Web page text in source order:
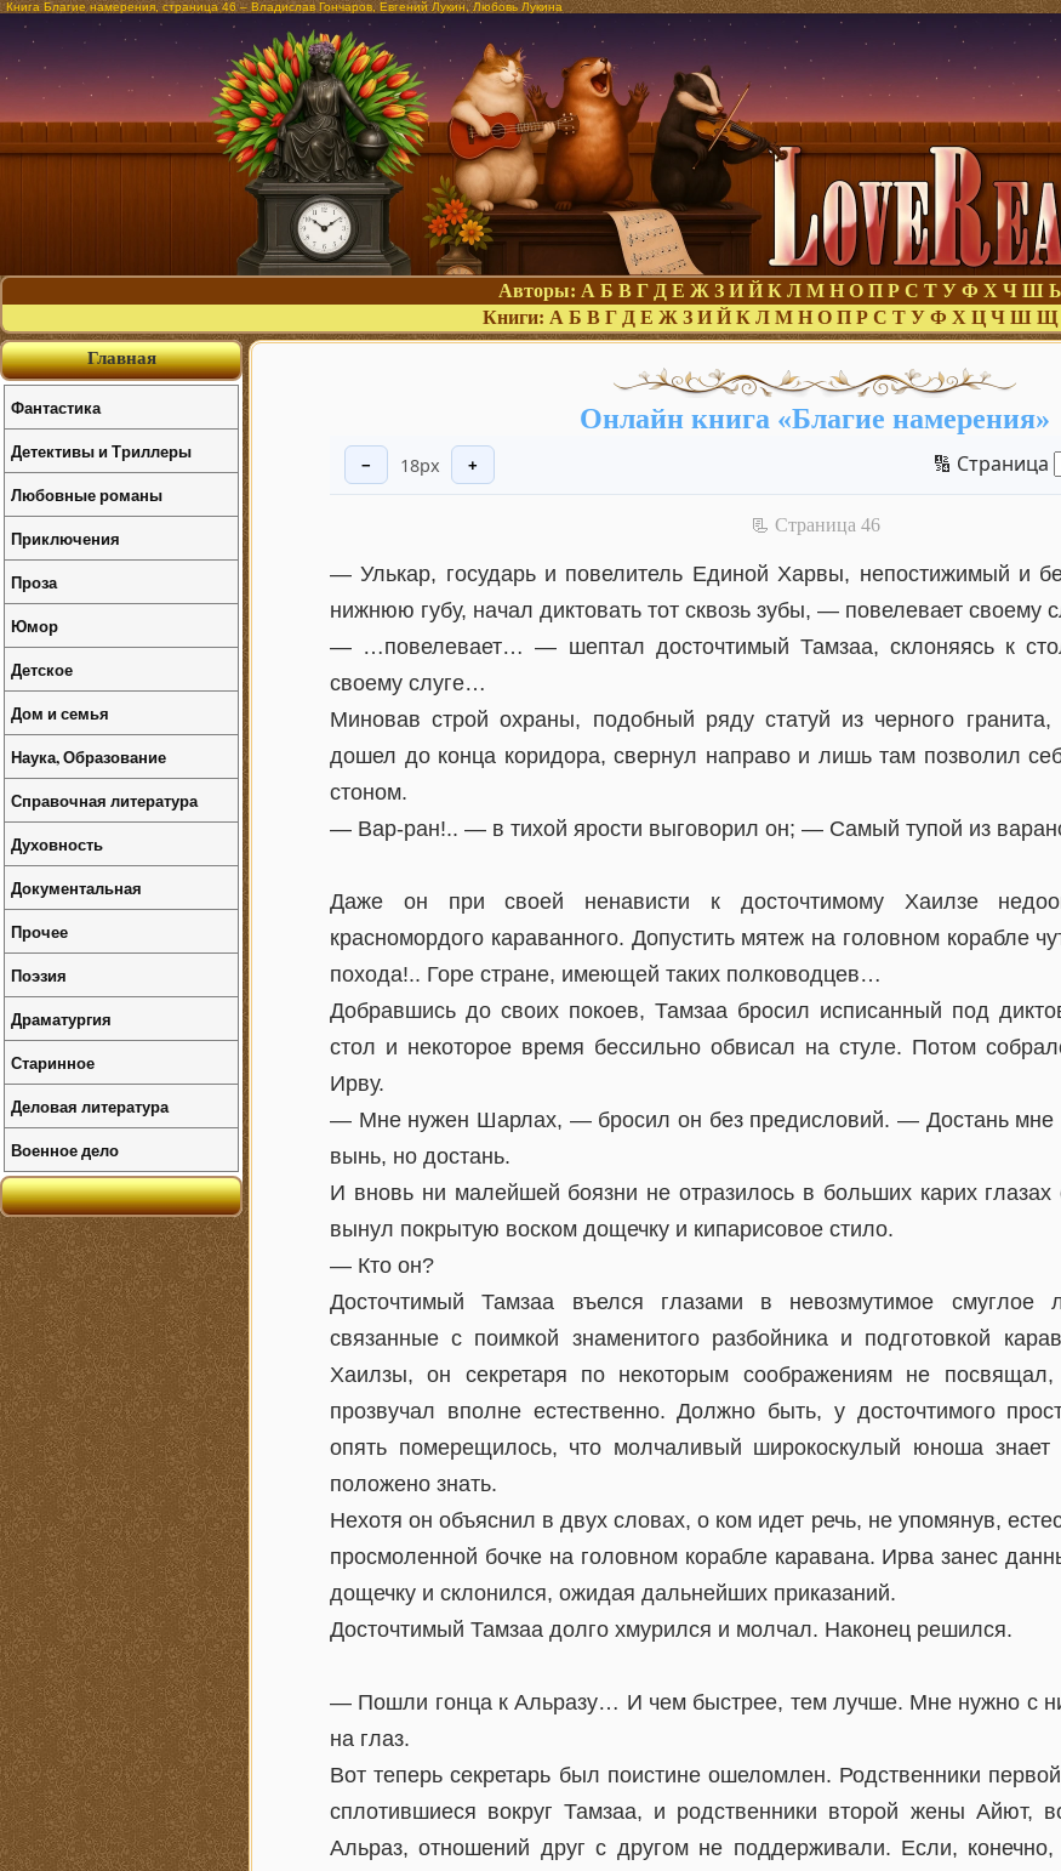
Книга Благие намерения, страница 46 – Владислав Гончаров, Евгений Лукин, Любовь Лукина
Авторы: А Б В Г Д Е Ж З И Й К Л М Н О П Р С Т У Ф Х Ч Ш
Книги: А Б В Г Д Е Ж З И Й К Л М Н О П Р С Т У Ф Х Ц Ч Ш Щ
Онлайн книга «Благие намерения»
− 18px + 🔢 Страница
📃 Cтраница 46
— Улькар, государь и повелитель Единой Харвы, непостижимый и
нижнюю губу, начал диктовать тот сквозь зубы, — повелевает своему
— …повелевает… — шептал досточтимый Тамзаа, склоняясь к
своему слуге…
Миновав строй охраны, подобный ряду статуй из черного гранита,
дошел до конца коридора, свернул направо и лишь там позволил
стоном.
— Вар-ран!.. — в тихой ярости выговорил он; — Самый тупой из
Даже он при своей ненависти к досточтимому Хаилзе
красномордого караванного. Допустить мятеж на головном корабле
похода!.. Горе стране, имеющей таких полководцев…
Добравшись до своих покоев, Тамзаа бросил исписанный под
стол и некоторое время бессильно обвисал на стуле. Потом
Ирву.
— Мне нужен Шарлах, — бросил он без предисловий. — Достань мне
вынь, но достань.
И вновь ни малейшей боязни не отразилось в больших карих
вынул покрытую воском дощечку и кипарисовое стило.
— Кто он?
Досточтимый Тамзаа въелся глазами в невозмутимое
связанные с поимкой знаменитого разбойника и подготовкой
Хаилзы, он секретаря по некоторым соображениям не
прозвучал вполне естественно. Должно быть, у досточтимого
опять померещилось, что молчаливый широкоскулый юноша
положено знать.
Нехотя он объяснил в двух словах, о ком идет речь, не упомянув,
просмоленной бочке на головном корабле каравана. Ирва занес
дощечку и склонился, ожидая дальнейших приказаний.
Досточтимый Тамзаа долго хмурился и молчал. Наконец решился.
— Пошли гонца к Альразу… И чем быстрее, тем лучше. Мне нужно с
на глаз.
Вот теперь секретарь был поистине ошеломлен. Родственники
сплотившиеся вокруг Тамзаа, и родственники второй жены Айют,
Альраз, отношений друг с другом не поддерживали. Если,
Главная
Фантастика
Детективы и Триллеры
Любовные романы
Приключения
Проза
Юмор
Детское
Дом и семья
Наука, Образование
Справочная литература
Духовность
Документальная
Прочее
Поэзия
Драматургия
Старинное
Деловая литература
Военное дело